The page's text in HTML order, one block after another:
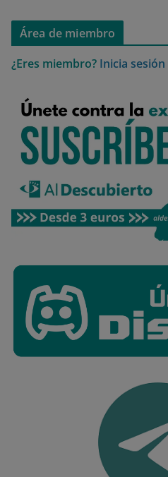
Área de miembro
¿Eres miembro? Inicia sesión